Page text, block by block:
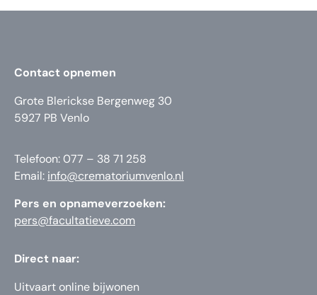
Contact opnemen
Grote Blerickse Bergenweg 30
5927 PB Venlo
Telefoon: 077 – 38 71 258
Email: info@crematoriumvenlo.nl
Pers en opnameverzoeken:
pers@facultatieve.com
Direct naar:
Uitvaart online bijwonen